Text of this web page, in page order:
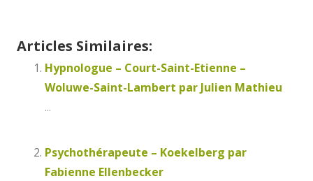
Articles Similaires:
Hypnologue – Court-Saint-Etienne –
Woluwe-Saint-Lambert par Julien Mathieu
...
Psychothérapeute – Koekelberg par
Fabienne Ellenbecker